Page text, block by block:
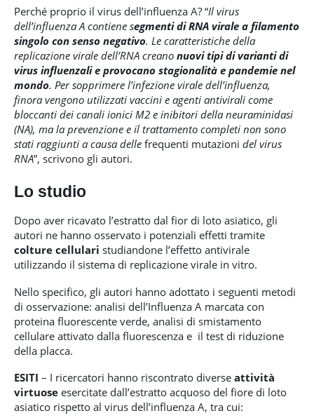
Perché proprio il virus dell’influenza A? “Il virus
dell’influenza A contiene segmenti di RNA virale a filamento
singolo con senso negativo. Le caratteristiche della
replicazione virale dell’RNA creano nuovi tipi di varianti di
virus influenzali e provocano stagionalità e pandemie nel
mondo. Per sopprimere l’infezione virale dell’influenza,
finora vengono utilizzati vaccini e agenti antivirali come
bloccanti dei canali ionici M2 e inibitori della neuraminidasi
(NA), ma la prevenzione e il trattamento completi non sono
stati raggiunti a causa delle frequenti mutazioni del virus
RNA”, scrivono gli autori.
Lo studio
Dopo aver ricavato l’estratto dal fior di loto asiatico, gli
autori ne hanno osservato i potenziali effetti tramite
colture cellulari studiandone l’effetto antivirale
utilizzando il sistema di replicazione virale in vitro.
Nello specifico, gli autori hanno adottato i seguenti metodi
di osservazione: analisi dell’Influenza A marcata con
proteina fluorescente verde, analisi di smistamento
cellulare attivato dalla fluorescenza e il test di riduzione
della placca.
ESITI – I ricercatori hanno riscontrato diverse attività
virtuose esercitate dall’estratto acquoso del fiore di loto
asiatico rispetto al virus dell’influenza A, tra cui: